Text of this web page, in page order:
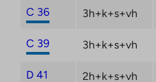
C 36 3h+k+s+vh
C 39 3h+k+s+vh
D 41 2h+k+s+vh